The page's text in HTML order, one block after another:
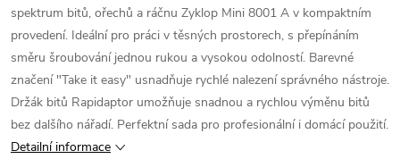
spektrum bitů, ořechů a ráčnu Zyklop Mini 8001 A v kompaktním
provedení. Ideální pro práci v těsných prostorech, s přepínáním
směru šroubování jednou rukou a vysokou odolností. Barevné
značení "Take it easy" usnadňuje rychlé nalezení správného nástroje.
Držák bitů Rapidaptor umožňuje snadnou a rychlou výměnu bitů
bez dalšího nářadí. Perfektní sada pro profesionální i domácí použití.
Detailní informace